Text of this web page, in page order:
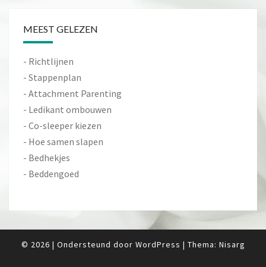
MEEST GELEZEN
- Richtlijnen
- Stappenplan
- Attachment Parenting
- Ledikant ombouwen
- Co-sleeper kiezen
- Hoe samen slapen
- Bedhekjes
- Beddengoed
© 2026 | Ondersteund door WordPress | Thema: Nisarg